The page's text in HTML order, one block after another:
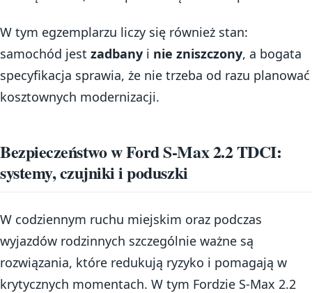
W tym egzemplarzu liczy się również stan:
samochód jest zadbany i nie zniszczony, a bogata
specyfikacja sprawia, że nie trzeba od razu planować
kosztownych modernizacji.
Bezpieczeństwo w Ford S-Max 2.2 TDCI:
systemy, czujniki i poduszki
W codziennym ruchu miejskim oraz podczas
wyjazdów rodzinnych szczególnie ważne są
rozwiązania, które redukują ryzyko i pomagają w
krytycznych momentach. W tym Fordzie S-Max 2.2